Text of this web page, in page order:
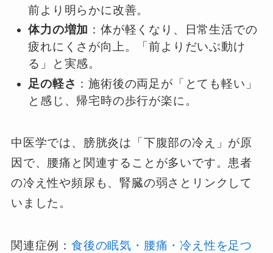
前より明らかに改善。
体力の増加 ：体が軽くなり、日常生活での
疲れにくさが向上。「前よりだいぶ動け
る」と実感。
足の軽さ ：施術後の両足が「とても軽い」
と感じ、帰宅時の歩行が楽に。
中医学では、膀胱炎は「下腹部の冷え」が原
因で、腰痛と関連することが多いです。患者
の冷え性や頻尿も、腎臓の弱さとリンクして
いました。
関連症例： 食後の眠気・腰痛・冷え性を足つ